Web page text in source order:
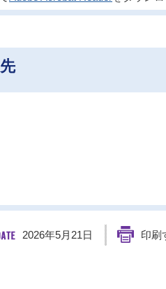
2026年5月21日 印刷